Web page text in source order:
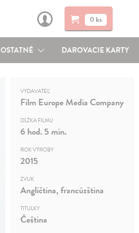
0 ks
OSTATNÉ DAROVACIE KARTY
VYDAVATEĽ
Film Europe Media Company
DĹŽKA FILMU
6 hod. 5 min.
ROK VÝROBY
2015
ZVUK
Angličtina, francúzština
TITULKY
Čeština